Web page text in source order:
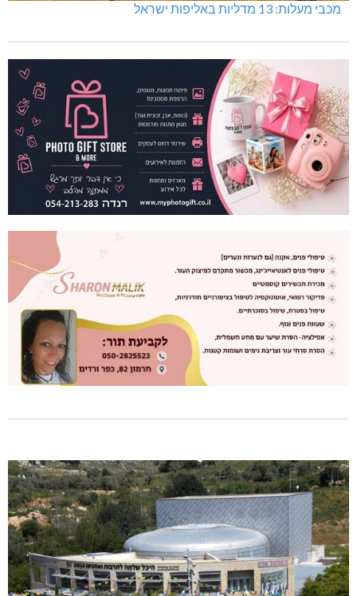
מכבי מעלות: 13 מדליות באליפות ישראל